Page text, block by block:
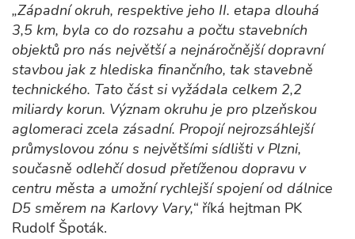
„Západní okruh, respektive jeho II. etapa dlouhá
3,5 km, byla co do rozsahu a počtu stavebních
objektů pro nás největší a nejnáročnější dopravní
stavbou jak z hlediska finančního, tak stavebně
technického. Tato část si vyžádala celkem 2,2
miliardy korun. Význam okruhu je pro plzeňskou
aglomeraci zcela zásadní. Propojí nejrozsáhlejší
průmyslovou zónu s největšími sídlišti v Plzni,
současně odlehčí dosud přetíženou dopravu v
centru města a umožní rychlejší spojení od dálnice
D5 směrem na Karlovy Vary,“ říká hejtman PK
Rudolf Špoták.